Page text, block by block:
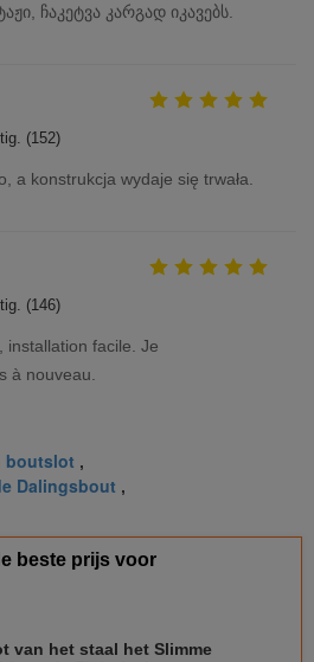
ჩაკეტვა კარგად იკავებს.
(152)
a konstrukcja wydaje się trwała.
(146)
installation facile. Je
à nouveau.
boutslot ,
Dalingsbout ,
beste prijs voor
van het staal het Slimme